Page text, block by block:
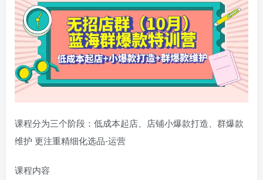
课程分为三个阶段：低成本起店、店铺小爆款打造、群爆款
维护 更注重精细化选品-运营
课程内容